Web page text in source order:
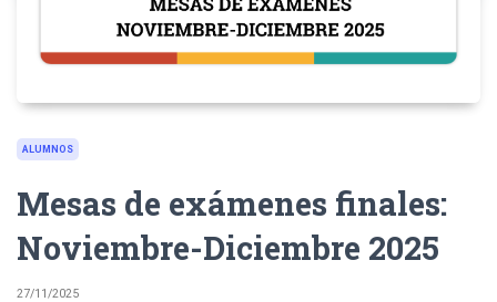
ALUMNOS
Mesas de exámenes finales:
Noviembre-Diciembre 2025
27/11/2025